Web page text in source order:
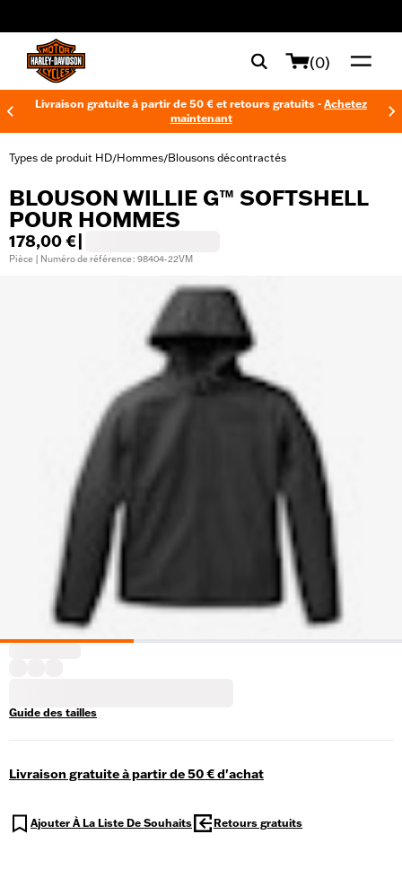
(0)
Livraison gratuite à partir de 50 € et retours gratuits - Achetez
maintenant
Types de produit HD/Hommes/Blousons décontractés
BLOUSON WILLIE G™ SOFTSHELL
POUR HOMMES
178,00 €
Pièce | Numéro de référence : 98404-22VM
Guide des tailles
Livraison gratuite à partir de 50 € d'achat
Ajouter À La Liste De Souhaits Retours gratuits